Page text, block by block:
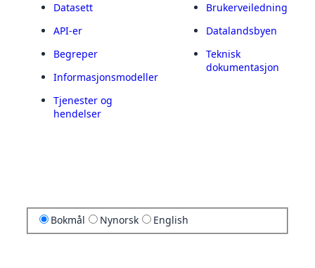
Datasett
API-er
Begreper
Informasjonsmodeller
Tjenester og
hendelser
Brukerveiledning
Datalandsbyen
Teknisk
dokumentasjon
Bokmål Nynorsk English